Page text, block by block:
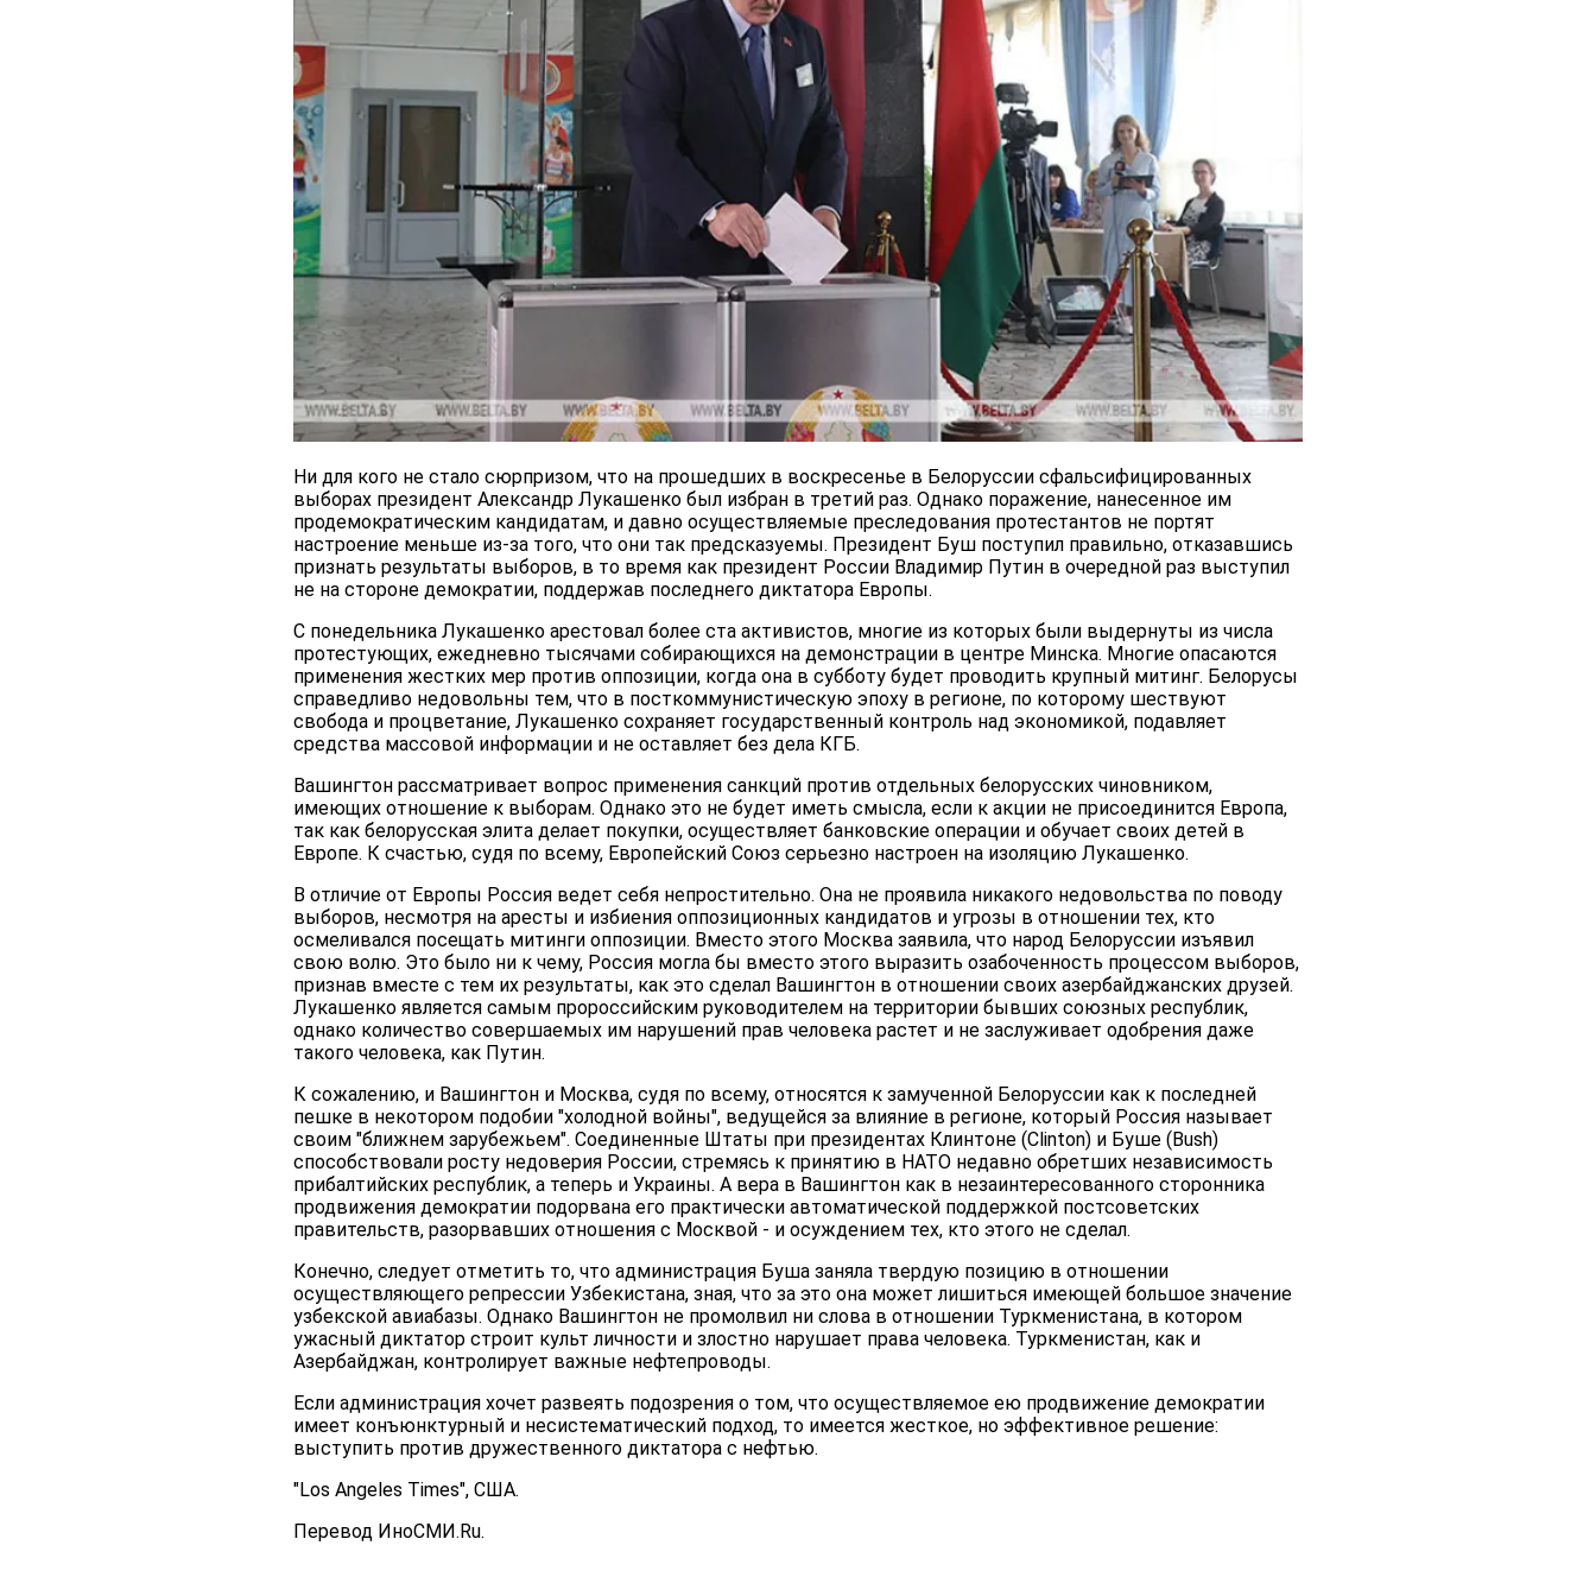
Ни для кого не стало сюрпризом, что на прошедших в воскресенье в Белоруссии сфальсифицированных
выборах президент Александр Лукашенко был избран в третий раз. Однако поражение, нанесенное им
продемократическим кандидатам, и давно осуществляемые преследования протестантов не портят
настроение меньше из-за того, что они так предсказуемы. Президент Буш поступил правильно, отказавшись
признать результаты выборов, в то время как президент России Владимир Путин в очередной раз выступил
не на стороне демократии, поддержав последнего диктатора Европы.
С понедельника Лукашенко арестовал более ста активистов, многие из которых были выдернуты из числа
протестующих, ежедневно тысячами собирающихся на демонстрации в центре Минска. Многие опасаются
применения жестких мер против оппозиции, когда она в субботу будет проводить крупный митинг. Белорусы
справедливо недовольны тем, что в посткоммунистическую эпоху в регионе, по которому шествуют
свобода и процветание, Лукашенко сохраняет государственный контроль над экономикой, подавляет
средства массовой информации и не оставляет без дела КГБ.
Вашингтон рассматривает вопрос применения санкций против отдельных белорусских чиновником,
имеющих отношение к выборам. Однако это не будет иметь смысла, если к акции не присоединится Европа,
так как белорусская элита делает покупки, осуществляет банковские операции и обучает своих детей в
Европе. К счастью, судя по всему, Европейский Союз серьезно настроен на изоляцию Лукашенко.
В отличие от Европы Россия ведет себя непростительно. Она не проявила никакого недовольства по поводу
выборов, несмотря на аресты и избиения оппозиционных кандидатов и угрозы в отношении тех, кто
осмеливался посещать митинги оппозиции. Вместо этого Москва заявила, что народ Белоруссии изъявил
свою волю. Это было ни к чему, Россия могла бы вместо этого выразить озабоченность процессом выборов,
признав вместе с тем их результаты, как это сделал Вашингтон в отношении своих азербайджанских друзей.
Лукашенко является самым пророссийским руководителем на территории бывших союзных республик,
однако количество совершаемых им нарушений прав человека растет и не заслуживает одобрения даже
такого человека, как Путин.
К сожалению, и Вашингтон и Москва, судя по всему, относятся к замученной Белоруссии как к последней
пешке в некотором подобии "холодной войны", ведущейся за влияние в регионе, который Россия называет
своим "ближнем зарубежьем". Соединенные Штаты при президентах Клинтоне (Clinton) и Буше (Bush)
способствовали росту недоверия России, стремясь к принятию в НАТО недавно обретших независимость
прибалтийских республик, а теперь и Украины. А вера в Вашингтон как в незаинтересованного сторонника
продвижения демократии подорвана его практически автоматической поддержкой постсоветских
правительств, разорвавших отношения с Москвой - и осуждением тех, кто этого не сделал.
Конечно, следует отметить то, что администрация Буша заняла твердую позицию в отношении
осуществляющего репрессии Узбекистана, зная, что за это она может лишиться имеющей большое значение
узбекской авиабазы. Однако Вашингтон не промолвил ни слова в отношении Туркменистана, в котором
ужасный диктатор строит культ личности и злостно нарушает права человека. Туркменистан, как и
Азербайджан, контролирует важные нефтепроводы.
Если администрация хочет развеять подозрения о том, что осуществляемое ею продвижение демократии
имеет конъюнктурный и несистематический подход, то имеется жесткое, но эффективное решение:
выступить против дружественного диктатора с нефтью.
"Los Angeles Times", США.
Перевод ИноСМИ.Ru.